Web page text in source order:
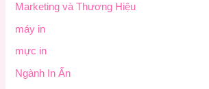
Marketing và Thương Hiệu
máy in
mực in
Ngành In Ấn